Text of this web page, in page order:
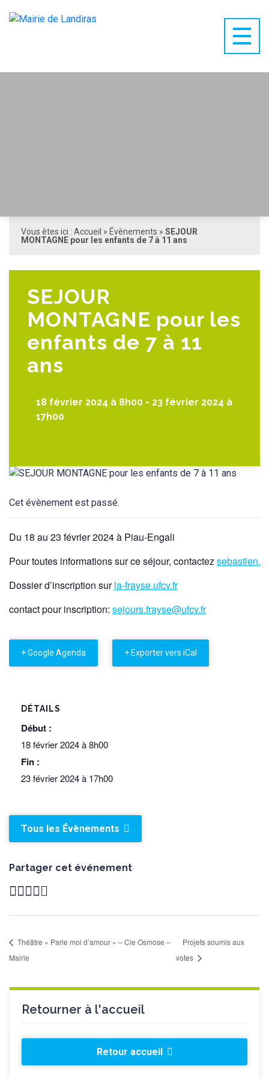
Vous êtes ici : Accueil » Évènements » SEJOUR
MONTAGNE pour les enfants de 7 à 11 ans
SEJOUR
MONTAGNE pour les
enfants de 7 à 11
ans
18 février 2024 à 8h00 - 23 février 2024 à
17h00
Cet évènement est passé.
Du 18 au 23 février 2024 à Piau-Engali
Pour toutes informations sur ce séjour, contactez
Dossier d’inscription surla-frayse.ufcv.fr
contact pour inscription: sejours.frayse@ufcv.fr
+ Google Agenda + Exporter vers iCal
DÉTAILS
Début :
18 février 2024 à 8h00
Fin :
23 février 2024 à 17h00
Tous les Évènements
Partager cet événement
Théâtre « Parle moi d’amour » – Cie Osmose –
Mairie
Projets soumis aux
votes
Retourner à l'accueil
Retour accueil